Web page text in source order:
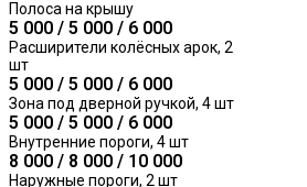
Полоса на крышу
5 000 / 5 000 / 6 000
Расширители колёсных арок, 2
шт
5 000 / 5 000 / 6 000
Зона под дверной ручкой, 4 шт
5 000 / 5 000 / 6 000
Внутренние пороги, 4 шт
8 000 / 8 000 / 10 000
Наружные пороги, 2 шт